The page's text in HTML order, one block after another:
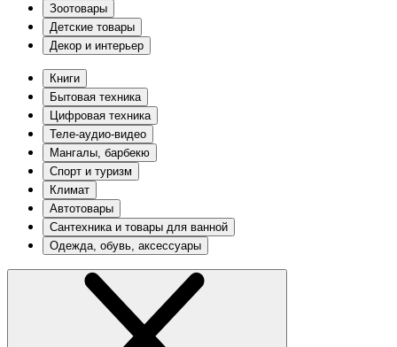
Зоотовары
Детские товары
Декор и интерьер
Книги
Бытовая техника
Цифровая техника
Теле-аудио-видео
Мангалы, барбекю
Спорт и туризм
Климат
Автотовары
Сантехника и товары для ванной
Одежда, обувь, аксессуары